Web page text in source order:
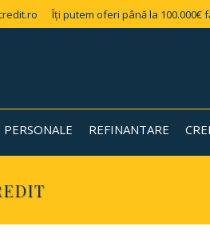
Îți putem oferi până la
REFINANTARE